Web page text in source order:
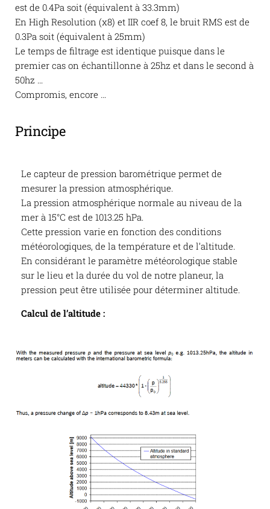
est de 0.4Pa soit (équivalent à 33.3mm)
En High Resolution (x8) et IIR coef 8, le bruit RMS est de
0.3Pa soit (équivalent à 25mm)
Le temps de filtrage est identique puisque dans le
premier cas on échantillonne à 25hz et dans le second à
50hz …
Compromis, encore …
Principe
Le capteur de pression barométrique permet de
mesurer la pression atmosphérique.
La pression atmosphérique normale au niveau de la
mer à 15°C est de 1013.25 hPa.
Cette pression varie en fonction des conditions
météorologiques, de la température et de l’altitude.
En considérant le paramètre météorologique stable
sur le lieu et la durée du vol de notre planeur, la
pression peut être utilisée pour déterminer altitude.
Calcul de l’altitude :